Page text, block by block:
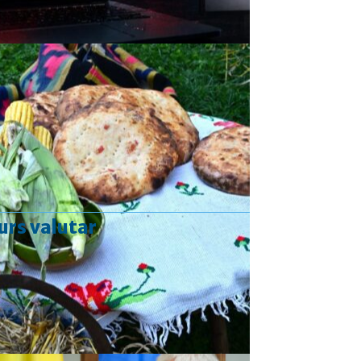
valutar
Curs valutar: 07 Aug 2026
EUR : 5,2554 RON
+0,0041 ▲
USD: 4,5584 RON
+0,0077 ▲
CHF: 5,6244 RON
+0,0023 ▲